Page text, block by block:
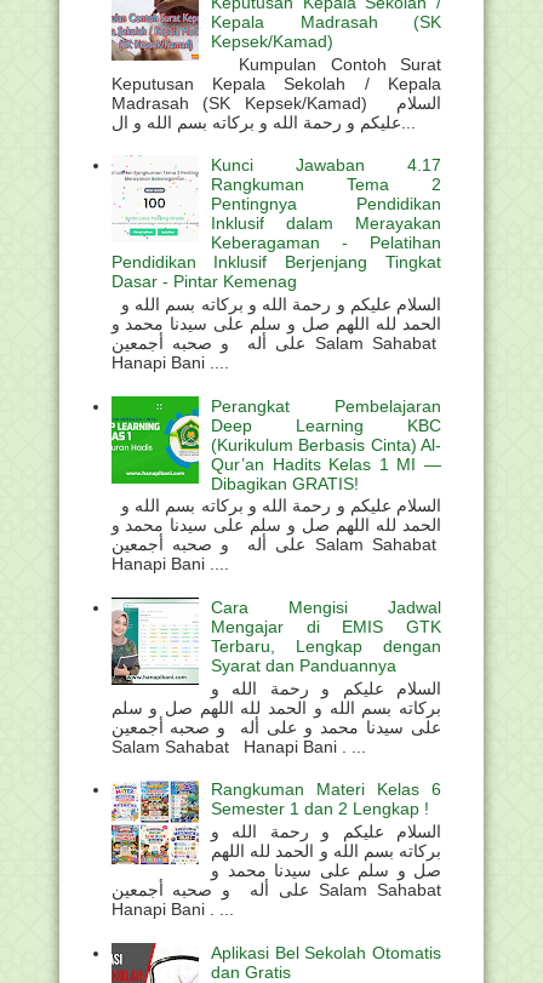
Kepala Madrasah (SK
Kepsek/Kamad)
Kumpulan Contoh Surat
Keputusan Kepala Sekolah / Kepala
Madrasah (SK Kepsek/Kamad) السلام
Kunci Jawaban 4.17
Rangkuman Tema 2
Pentingnya Pendidikan
Inklusif dalam Merayakan
Keberagaman - Pelatihan
Pendidikan Inklusif Berjenjang Tingkat
Dasar - Pintar Kemenag
الحمد لله اللهم صل و سلم على سيدنا محمد و
على أله و صحبه أجمعين Salam Sahabat
Hanapi Bani ....
Perangkat Pembelajaran
Deep Learning KBC
(Kurikulum Berbasis Cinta) Al-
Qur’an Hadits Kelas 1 MI —
Dibagikan GRATIS!
الحمد لله اللهم صل و سلم على سيدنا محمد و
على أله و صحبه أجمعين Salam Sahabat
Hanapi Bani ....
Cara Mengisi Jadwal
Mengajar di EMIS GTK
Terbaru, Lengkap dengan
Syarat dan Panduannya
السلام عليكم و رحمة الله و
بركاته بسم الله و الحمد لله اللهم صل و سلم
على سيدنا محمد و على أله و صحبه أجمعين
Salam Sahabat Hanapi Bani . ...
Rangkuman Materi Kelas 6
Semester 1 dan 2 Lengkap !
السلام عليكم و رحمة الله و
بركاته بسم الله و الحمد لله اللهم
صل و سلم على سيدنا محمد و
على أله و صحبه أجمعين Salam Sahabat
Hanapi Bani . ...
Aplikasi Bel Sekolah Otomatis
dan Gratis